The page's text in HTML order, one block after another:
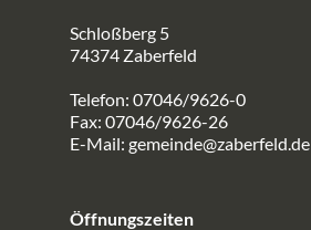
Schloßberg 5
74374 Zaberfeld
Telefon: 07046/9626-0
Fax: 07046/9626-26
E-Mail: gemeinde@zaberfeld.de
Öffnungszeiten